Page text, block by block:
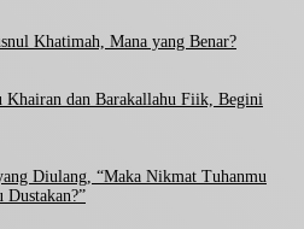
Khatimah, Mana yang Benar?
Khairan dan Barakallahu Fiik, Begini
Diulang, “Maka Nikmat Tuhanmu
Dustakan?”